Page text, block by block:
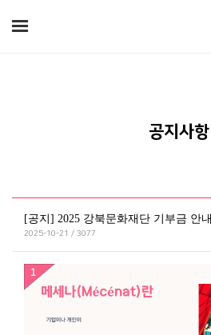
공지사항
[공지] 2025 강북문화재단 기부금 안내
2025-10-21 / 3077